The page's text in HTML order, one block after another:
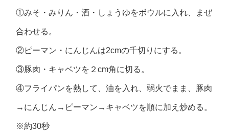
①みそ・みりん・酒・しょうゆをボウルに入れ、まぜ
合わせる。
②ピーマン・にんじんは2cmの千切りにする。
③豚肉・キャベツを２cm角に切る。
④フライパンを熱して、油を入れ、弱火でまま、豚肉
→にんじん→ピーマン→キャベツを順に加え炒める。
※約30秒